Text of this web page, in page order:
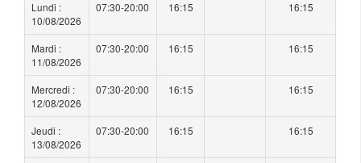
Lundi :
10/08/2026
07:30-20:00 16:15 16:15
Mardi :
11/08/2026
07:30-20:00 16:15 16:15
Mercredi :
12/08/2026
07:30-20:00 16:15 16:15
Jeudi :
13/08/2026
07:30-20:00 16:15 16:15